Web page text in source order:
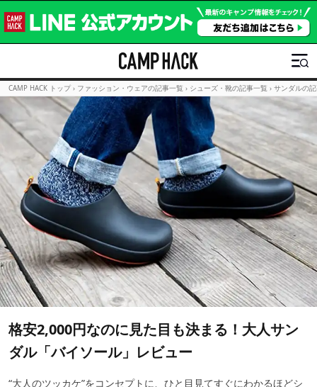
CAMP HACK トップ › ファッション・ウェアの記事一覧 › シューズ・靴の記事一覧 › サンダルの
格安2,000円なのに見た目も決まる！大人サン
ダル「バイソール」レビュー
“大人のツッカケ”をコンセプトに、ひと目見てすぐにわかるほどシ